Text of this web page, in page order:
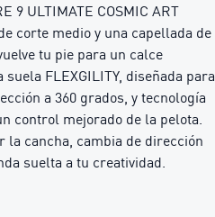
9 ULTIMATE COSMIC ART
corte medio y una capellada de
tu pie para un calce
FLEXGILITY, diseñada para
a 360 grados, y tecnología
control mejorado de la pelota.
la cancha, cambia de dirección
suelta a tu creatividad.